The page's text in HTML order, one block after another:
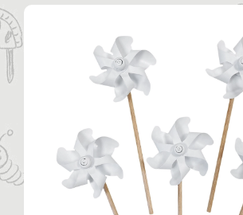
ΠΡΟΪΟΝΤΑ
ΚΑΤΗΓΟΡΙΕΣ
ΚΑΤΑΛΟΓΟΙ